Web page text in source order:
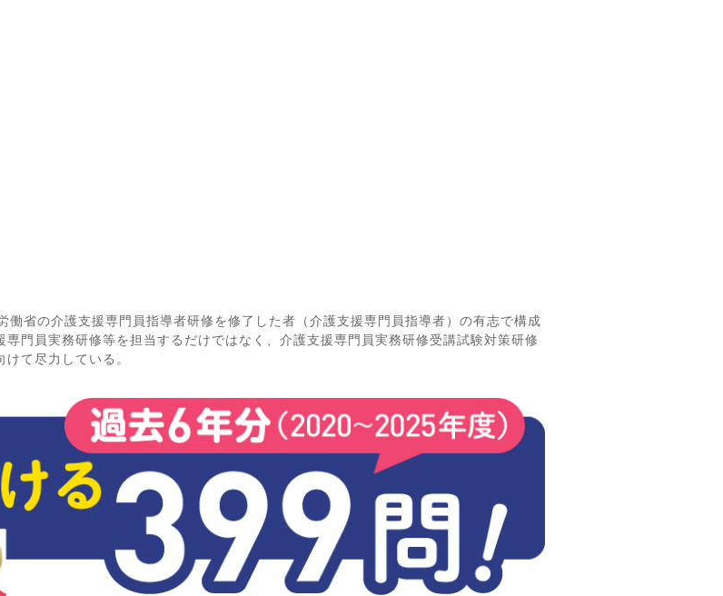
省の介護支援専門員指導者研修を修了した者（介護支援専門員指導者）の有志で構成
門員実務研修等を担当するだけではなく、介護支援専門員実務研修受講試験対策研修
て尽力している。